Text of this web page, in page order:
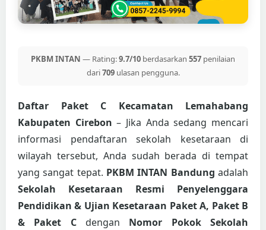
PKBM INTAN — Rating:9.7/10 berdasarkan 557 penilaian
dari709ulasan pengguna.
Daftar Paket C Kecamatan Lemahabang
Kabupaten Cirebon – Jika Anda sedang mencari
informasi pendaftaran sekolah kesetaraan di
wilayah tersebut, Anda sudah berada di tempat
yang sangat tepat. PKBM INTAN Bandung adalah
Sekolah Kesetaraan Resmi Penyelenggara
Pendidikan & Ujian Kesetaraan Paket A, Paket B
& Paket Cdengan Nomor Pokok Sekolah